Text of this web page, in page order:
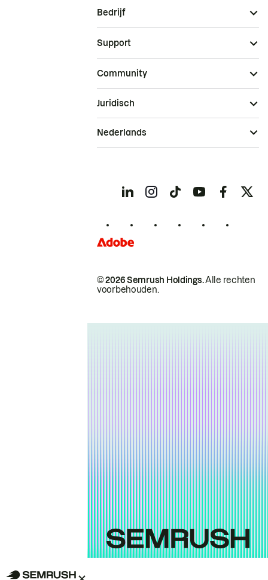
Bedrijf
Support
Community
© 2026 Semrush Holdings.Alle rechten
voorbehouden.
Juridisch
Nederlands